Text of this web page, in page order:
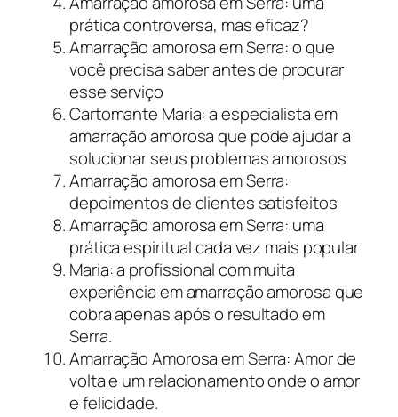
prática controversa, mas eficaz?
Amarração amorosa em Serra: o que
você precisa saber antes de procurar
esse serviço
Cartomante Maria: a especialista em
amarração amorosa que pode ajudar a
solucionar seus problemas amorosos
Amarração amorosa em Serra:
depoimentos de clientes satisfeitos
Amarração amorosa em Serra: uma
prática espiritual cada vez mais popular
Maria: a profissional com muita
experiência em amarração amorosa que
cobra apenas após o resultado em
Serra.
Amarração Amorosa em Serra: Amor de
volta e um relacionamento onde o amor
e felicidade.